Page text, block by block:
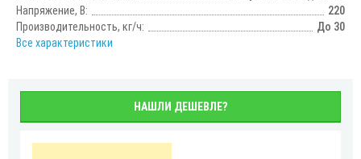
Напряжение, В:
220
Производительность, кг/ч:
До 30
Все характеристики
НАШЛИ ДЕШЕВЛЕ?